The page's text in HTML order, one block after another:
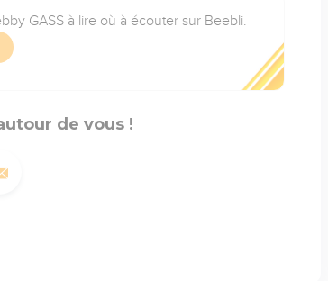
GASS à lire où à écouter sur Beebli.
de vous !